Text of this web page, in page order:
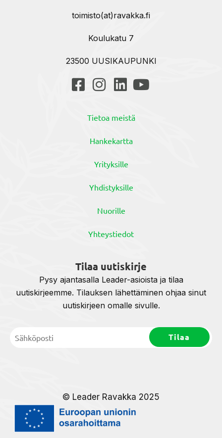
toimisto(at)ravakka.fi
Koulukatu 7
23500 UUSIKAUPUNKI
Tietoa meistä
Hankekartta
Yrityksille
Yhdistyksille
Nuorille
Yhteystiedot
Tilaa uutiskirje
Pysy ajantasalla Leader-asioista ja tilaa
uutiskirjeemme. Tilauksen lähettäminen ohjaa sinut
uutiskirjeen omalle sivulle.
© Leader Ravakka 2025